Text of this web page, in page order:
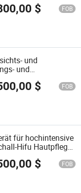
$ FOB
und
und
mit 8
$ FOB
für hochintensive
Hifu Hautpflege
Schönheit
$ FOB